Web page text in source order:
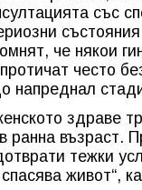
със
че някои
често
напреднал
здраве
ранна възраст.
тежки
живот“,